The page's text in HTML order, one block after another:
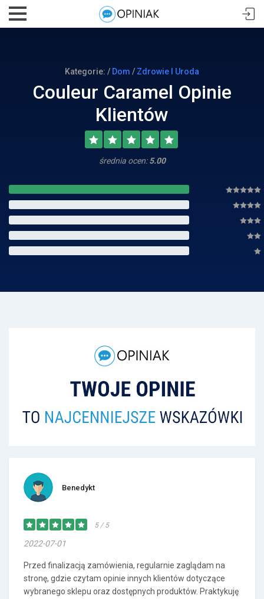
Kategorie: / Dom / Zdrowie I Uroda
Couleur Caramel Opinie
Klientów
średnia ocen:5.00
Benedykt
5 / 5
2022-07-01
Przed finalizacją zamówienia, regularnie zaglądam na
stronę, gdzie czytam opinie innych klientów dotyczące
wybranego sklepu oraz dostępnych produktów. Praktykuję